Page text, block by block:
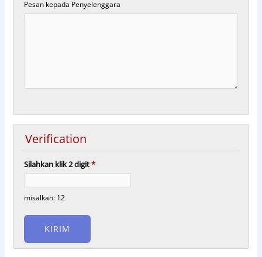
Pesan kepada Penyelenggara
Verification
Silahkan klik 2 digit*
misalkan: 12